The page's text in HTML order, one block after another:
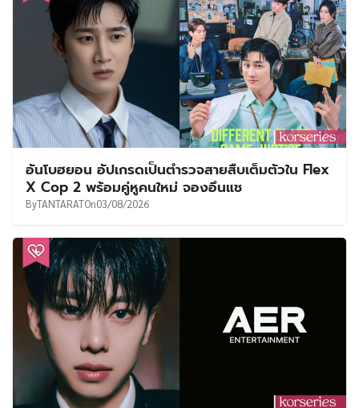
อันโบฮยอน อัปเกรดเป็นตำรวจสายสืบเต็มตัวใน Flex
X Cop 2 พร้อมคู่หูคนใหม่ จองอึนแช
ByTANTARATOn03/08/2026